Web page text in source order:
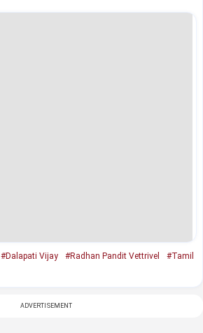
#Dalapati Vijay #Radhan Pandit Vettrivel
#Tamil
ADVERTISEMENT